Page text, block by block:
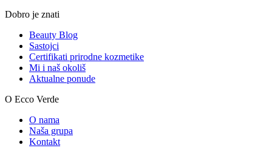
Dobro je znati
Beauty Blog
Sastojci
Certifikati prirodne kozmetike
Mi i naš okoliš
Aktualne ponude
O Ecco Verde
O nama
Naša grupa
Kontakt